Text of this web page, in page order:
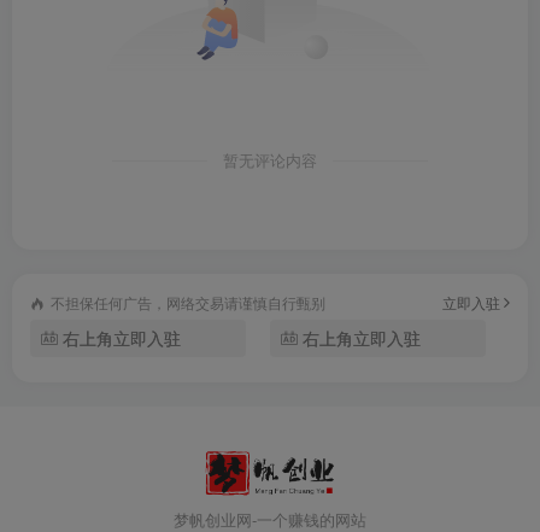
暂无评论内容
不担保任何广告，网络交易请谨慎自行甄别 立即入驻
右上角立即入驻 右上角立即入驻
梦帆创业网-一个赚钱的网站